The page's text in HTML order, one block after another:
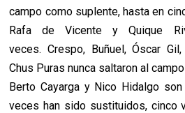
campo como suplente, hasta en
Rafa de Vicente y Quique
veces. Crespo, Buñuel, Óscar
Chus Puras nunca saltaron al
BertoCayarga y Nico Hidalgo
veces han sido sustituidos, cinco